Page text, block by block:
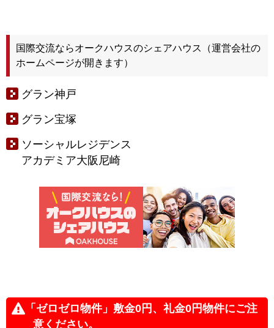
国際交流ならオークハウスのシェアハウス（運営会社の
ホームページが開きます）
グラン神戸
グラン宝塚
ソーシャルレジデンス
アカデミア大阪尼崎
「ゼロゼロ物件」敷金0円、礼金0円物件にご注
意ください。